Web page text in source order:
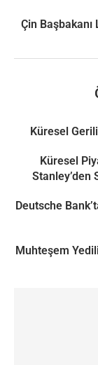
Çin Başbakanı
Küresel
Küresel
Stanley’den
Deutsche
Muhteşem